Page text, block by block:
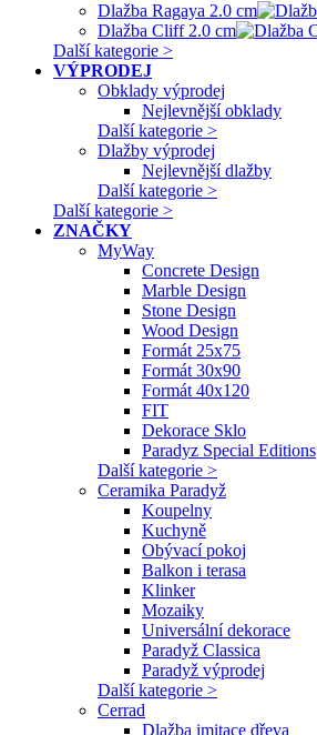
Dlažba Ragaya 2.0 cm
Dlažba Cliff 2.0 cm
Další kategorie >
VÝPRODEJ
Obklady výprodej
Nejlevnější obklady
Další kategorie >
Dlažby výprodej
Nejlevnější dlažby
Další kategorie >
Další kategorie >
ZNAČKY
MyWay
Concrete Design
Marble Design
Stone Design
Wood Design
Formát 25x75
Formát 30x90
Formát 40x120
FIT
Dekorace Sklo
Paradyz Special Editions
Další kategorie >
Ceramika Paradyž
Koupelny
Kuchyně
Obývací pokoj
Balkon i terasa
Klinker
Mozaiky
Universální dekorace
Paradyž Classica
Paradyž výprodej
Další kategorie >
Cerrad
Dlažba imitace dřeva